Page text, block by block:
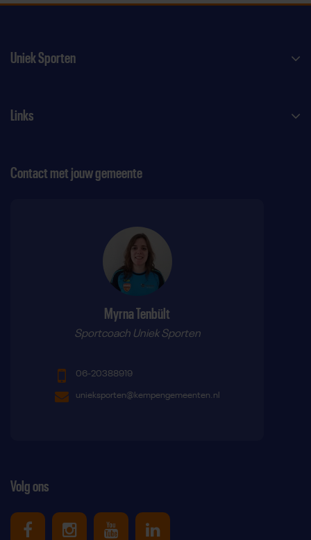
Uniek Sporten
Links
Volg ons
Contact met jouw gemeente
Myrna Tenbült
Sportcoach Uniek Sporten
06-20388919
unieksporten@kempengemeenten.nl